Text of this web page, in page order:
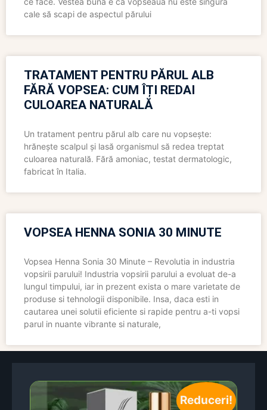
cale să scapi de aspectul părului
TRATAMENT PENTRU PĂRUL ALB
FĂRĂ VOPSEA: CUM ÎȚI REDAI
CULOAREA NATURALĂ
Un tratament pentru părul alb care nu vopsește:
hrănește scalpul și lasă organismul să redea treptat
culoarea naturală. Fără amoniac, testat dermatologic,
fabricat în Italia.
VOPSEA HENNA SONIA 30 MINUTE
Vopsea Henna Sonia 30 Minute – Revolutia in industria
vopsirii parului! Industria vopsirii parului a evoluat de-a
lungul timpului, iar in prezent exista o mare varietate de
produse si tehnologii disponibile. Insa, daca esti in
cautarea unei solutii eficiente si rapide pentru a-ti vopsi
parul in nuante vibrante si naturale,
Reduceri!